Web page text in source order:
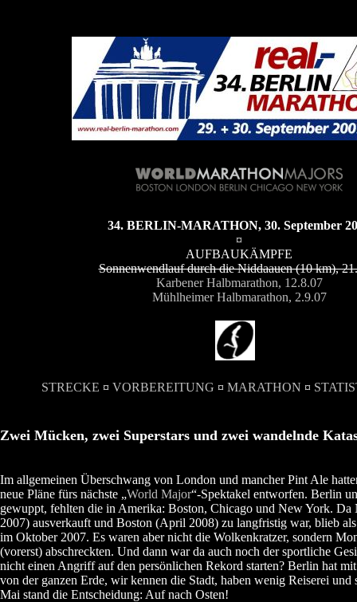
34. BERLIN-MARATHON, 30. September
¤
AUFBAUKÄMPFE
Sonnenwendlauf durch die Niddaauen (10 km),
Karbener Halbmarathon, 12.8.07
Mühlheimer Halbmarathon, 2.9.07
STRECKE ¤ VORBEREITUNG ¤ MARATHON ¤
Zwei Mücken, zwei Superstars und zwei wandelnde
Im allgemeinen Überschwang von London und mancher Pint Ale
neue Pläne fürs nächste „World Major“-Spektakel entworfen. Berlin
gewuppt, fehlten die in Amerika: Boston, Chicago und New York.
2007) ausverkauft und Boston (April 2008) zu langfristig war, blieb
im Oktober 2007. Es waren aber nicht die Wolkenkratzer, sondern
(vorerst) abschreckten. Und dann war da auch noch der sportliche
nicht einen Angriff auf den persönlichen Rekord starten? Berlin hat mit
von der ganzen Erde, wir kennen die Stadt, haben wenig Reiserei und
Mai stand die Entscheidung: Auf nach Osten!